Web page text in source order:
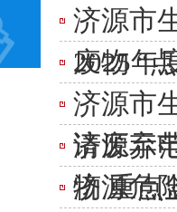
济源市
废物 “
2025年
济源市
请废弃
济源示
物 重点
济源危